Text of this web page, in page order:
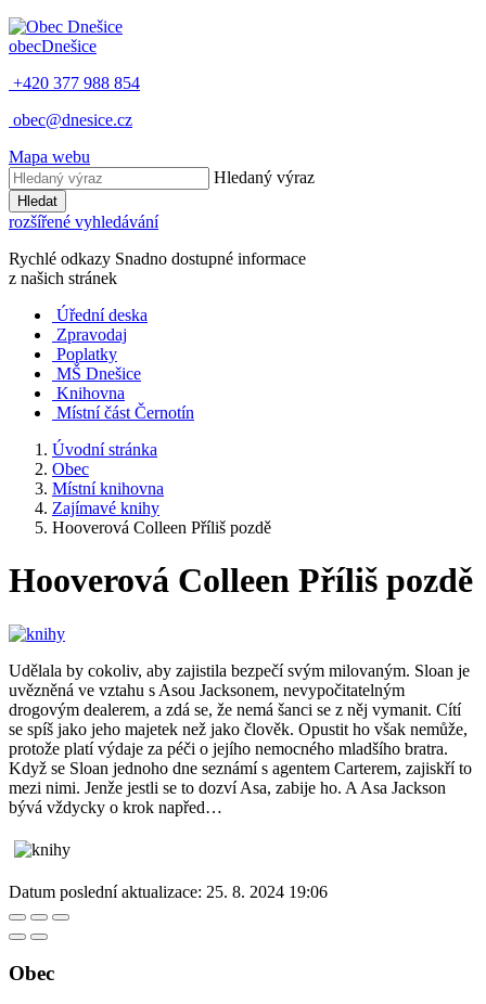
obecDnešice
+420 377 988 854
obec@dnesice.cz
Mapa webu
Hledaný výraz
Hledat
rozšířené vyhledávání
Rychlé odkazy Snadno dostupné informace
z našich stránek
Úřední deska
Zpravodaj
Poplatky
MŠ Dnešice
Knihovna
Místní část Černotín
Úvodní stránka
Obec
Místní knihovna
Zajímavé knihy
Hooverová Colleen Příliš pozdě
Hooverová Colleen Příliš pozdě
Udělala by cokoliv, aby zajistila bezpečí svým milovaným. Sloan je
uvězněná ve vztahu s Asou Jacksonem, nevypočitatelným
drogovým dealerem, a zdá se, že nemá šanci se z něj vymanit. Cítí
se spíš jako jeho majetek než jako člověk. Opustit ho však nemůže,
protože platí výdaje za péči o jejího nemocného mladšího bratra.
Když se Sloan jednoho dne seznámí s agentem Carterem, zajiskří to
mezi nimi. Jenže jestli se to dozví Asa, zabije ho. A Asa Jackson
bývá vždycky o krok napřed…
Datum poslední aktualizace: 25. 8. 2024 19:06
Obec